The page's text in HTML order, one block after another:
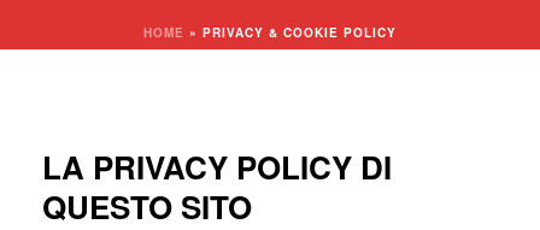
HOME » PRIVACY & COOKIE POLICY
LA PRIVACY POLICY DI
QUESTO SITO